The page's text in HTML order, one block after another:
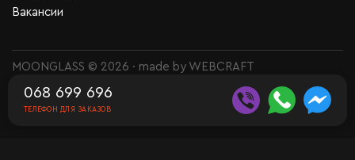
Вакансии
MOONGLASS © 2026 · made by WEBCRAFT
068 699 696
ТЕЛЕФОН ДЛЯ ЗАКАЗОВ